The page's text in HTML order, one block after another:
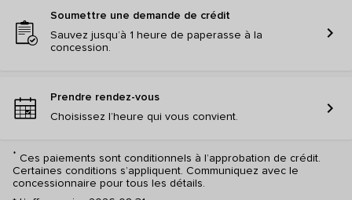
Soumettre une demande de crédit
Sauvez jusqu’à 1 heure de paperasse à la
concession.
chevron_right
Prendre rendez-vous
Choisissez l’heure qui vous convient.
chevron_right
* Ces paiements sont conditionnels à l’approbation de crédit.
Certaines conditions s’appliquent. Communiquez avec le
concessionnaire pour tous les détails.